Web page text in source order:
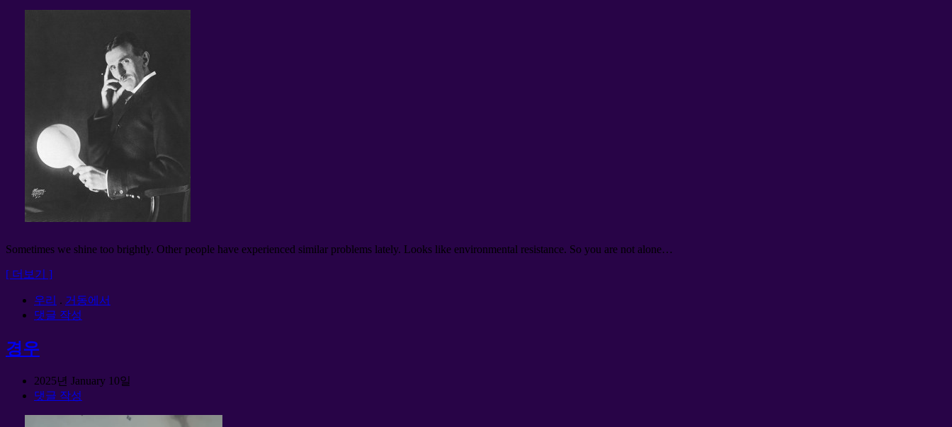
Sometimes we shine too brightly. Other people have experienced similar problems lately. Looks like environmental resistance. So you are not alone…
[ 더보기 ]
우리 . 거동에서
댓글 작성
경우
2025년 January 10일
댓글 작성